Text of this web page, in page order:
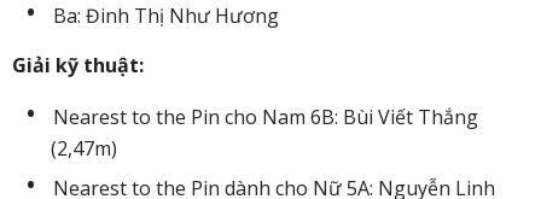
Ba: Đinh Thị Như Hương
Giải kỹ thuật:
Nearest to the Pin cho Nam 6B: Bùi Viết Thắng
(2,47m)
Nearest to the Pin dành cho Nữ 5A: Nguyễn Linh